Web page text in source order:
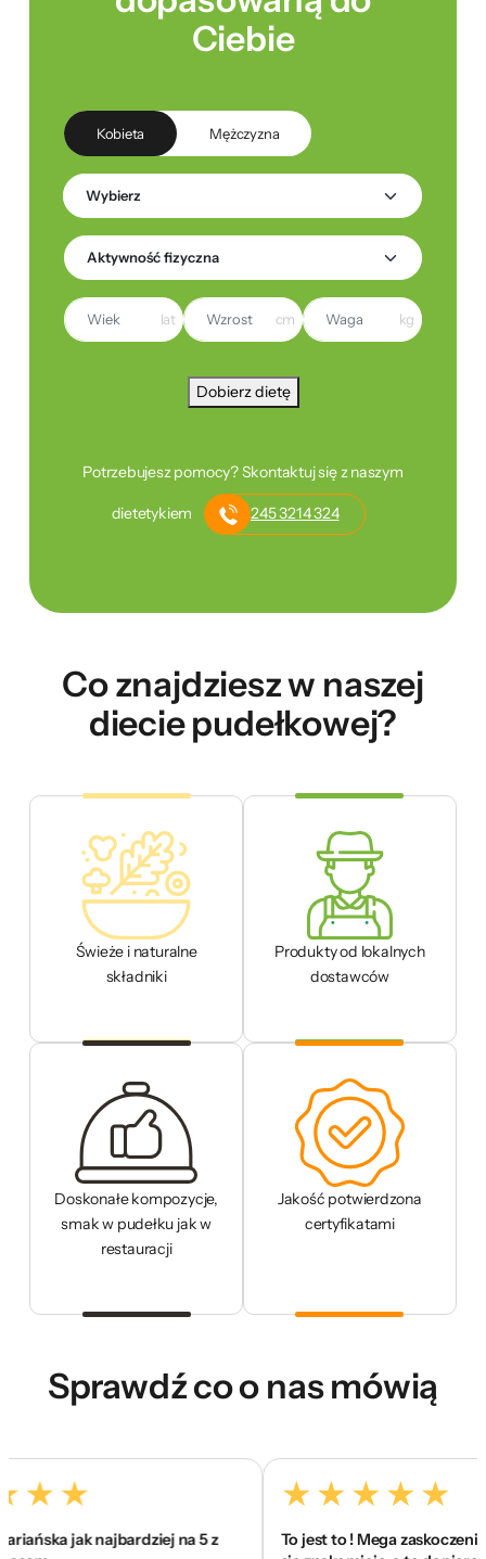
Ciebie
Kobieta Mężczyzna
lat cm kg
Dobierz dietę
Potrzebujesz pomocy? Skontaktuj się z naszym
dietetykiem 245 3214 324
Co znajdziesz w naszej
diecie pudełkowej?
Świeże i naturalne
składniki
Produkty od lokalnych
dostawców
Doskonałe kompozycje,
smak w pudełku jak w
restauracji
Jakość potwierdzona
certyfikatami
Sprawdź co o nas mówią
jak najbardziej na 5 z
To jest to ! Mega zaskoczenie na